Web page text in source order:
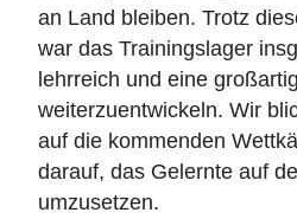
an Land bleiben. Trotz
war das Trainingslager
lehrreich und eine
weiterzuentwickeln. Wir
auf die kommenden
darauf, das Gelernte auf
umzusetzen.